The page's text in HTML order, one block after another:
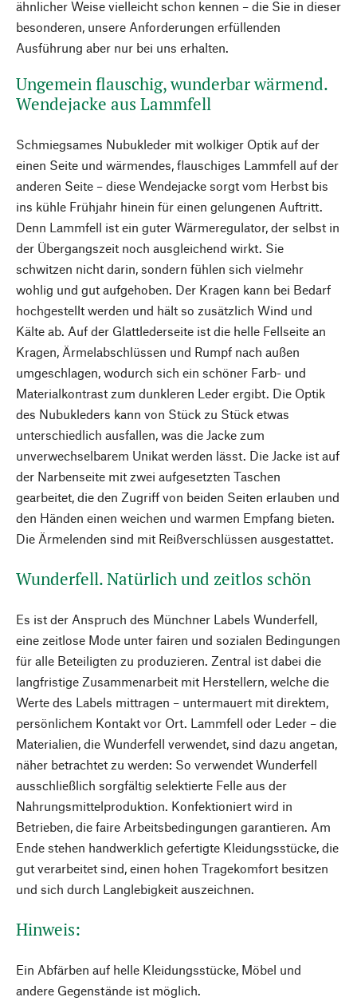
ähnlicher Weise vielleicht schon kennen – die Sie in dieser
besonderen, unsere Anforderungen erfüllenden
Ausführung aber nur bei uns erhalten.
Ungemein flauschig, wunderbar wärmend.
Wendejacke aus Lammfell
Schmiegsames Nubukleder mit wolkiger Optik auf der
einen Seite und wärmendes, flauschiges Lammfell auf der
anderen Seite – diese Wendejacke sorgt vom Herbst bis
ins kühle Frühjahr hinein für einen gelungenen Auftritt.
Denn Lammfell ist ein guter Wärmeregulator, der selbst in
der Übergangszeit noch ausgleichend wirkt. Sie
schwitzen nicht darin, sondern fühlen sich vielmehr
wohlig und gut aufgehoben. Der Kragen kann bei Bedarf
hochgestellt werden und hält so zusätzlich Wind und
Kälte ab. Auf der Glattlederseite ist die helle Fellseite an
Kragen, Ärmelabschlüssen und Rumpf nach außen
umgeschlagen, wodurch sich ein schöner Farb- und
Materialkontrast zum dunkleren Leder ergibt. Die Optik
des Nubukleders kann von Stück zu Stück etwas
unterschiedlich ausfallen, was die Jacke zum
unverwechselbarem Unikat werden lässt. Die Jacke ist auf
der Narbenseite mit zwei aufgesetzten Taschen
gearbeitet, die den Zugriff von beiden Seiten erlauben und
den Händen einen weichen und warmen Empfang bieten.
Die Ärmelenden sind mit Reißverschlüssen ausgestattet.
Wunderfell. Natürlich und zeitlos schön
Es ist der Anspruch des Münchner Labels Wunderfell,
eine zeitlose Mode unter fairen und sozialen Bedingungen
für alle Beteiligten zu produzieren. Zentral ist dabei die
langfristige Zusammenarbeit mit Herstellern, welche die
Werte des Labels mittragen – untermauert mit direktem,
persönlichem Kontakt vor Ort. Lammfell oder Leder – die
Materialien, die Wunderfell verwendet, sind dazu angetan,
näher betrachtet zu werden: So verwendet Wunderfell
ausschließlich sorgfältig selektierte Felle aus der
Nahrungsmittelproduktion. Konfektioniert wird in
Betrieben, die faire Arbeitsbedingungen garantieren. Am
Ende stehen handwerklich gefertigte Kleidungsstücke, die
gut verarbeitet sind, einen hohen Tragekomfort besitzen
und sich durch Langlebigkeit auszeichnen.
Hinweis:
Ein Abfärben auf helle Kleidungsstücke, Möbel und
andere Gegenstände ist möglich.